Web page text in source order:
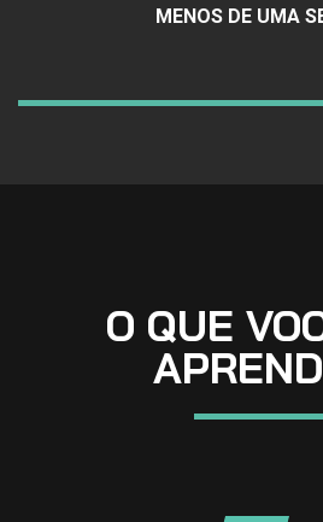
MENOS DE UMA
O QUE